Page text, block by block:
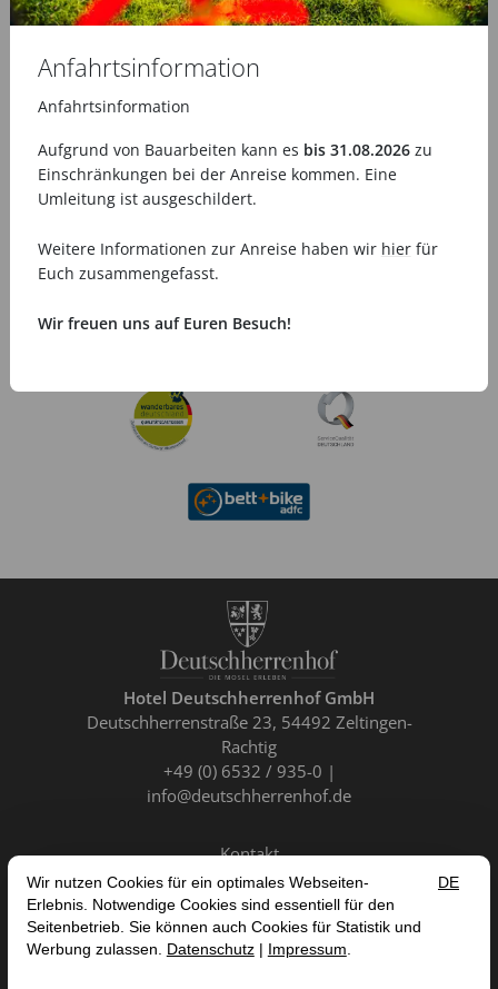
Anschlussfragen entstehen, gespeichert. Weitere
Datenschutzerklärung.
Anfrage absenden
Hotel Deutschherrenhof GmbH
Deutschherrenstraße 23 54492 Zeltingen-
Rachtig
+49 (0) 6532 / 935-0
info@deutschherrenhof.de
Kontakt
DE EN FR NL
VERTRAG WIDERRUFENIMPRESSUM DATENSCHUTZ
ERKLÄRUNG ZUR BARRIEREFREIHEIT
Anfahrtsinformation
Anfahrtsinformation
Aufgrund von Bauarbeiten kann es bis 31.08.2026zu
Einschränkungen bei der Anreise kommen. Eine
Umleitung ist ausgeschildert.
Weitere Informationen zur Anreise haben wir hierfür
Euch zusammengefasst.
Wir freuen uns auf Euren Besuch!